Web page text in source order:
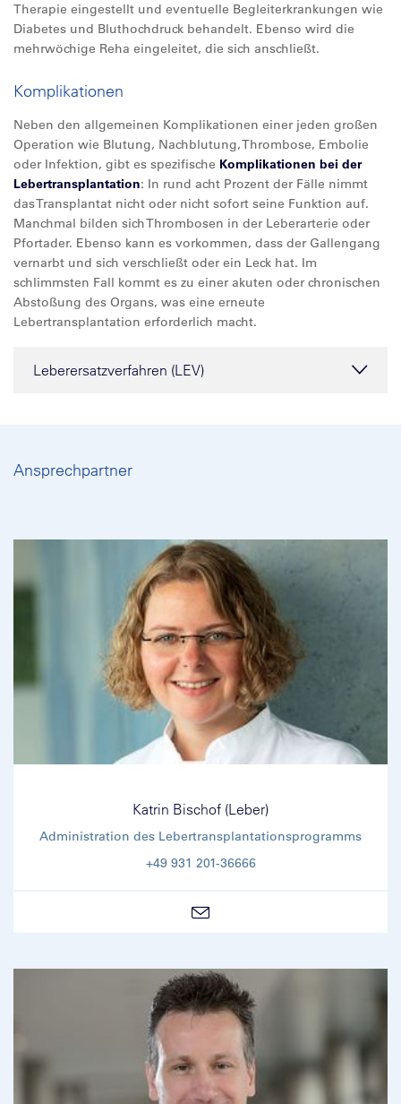
Therapie eingestellt und eventuelle Begleiterkrankungen wie
Diabetes und Bluthochdruck behandelt. Ebenso wird die
mehrwöchige Reha eingeleitet, die sich anschließt.
Komplikationen
Neben den allgemeinen Komplikationen einer jeden großen
Operation wie Blutung, Nachblutung, Thrombose, Embolie
oder Infektion, gibt es spezifische Komplikationen bei der
Lebertransplantation: In rund acht Prozent der Fälle nimmt
das Transplantat nicht oder nicht sofort seine Funktion auf.
Manchmal bilden sich Thrombosen in der Leberarterie oder
Pfortader. Ebenso kann es vorkommen, dass der Gallengang
vernarbt und sich verschließt oder ein Leck hat. Im
schlimmsten Fall kommt es zu einer akuten oder chronischen
Abstoßung des Organs, was eine erneute
Lebertransplantation erforderlich macht.
Leberersatzverfahren (LEV)
Ansprechpartner
Katrin Bischof (Leber)
Administration des Lebertransplantationsprogramms
+49 931 201-36666